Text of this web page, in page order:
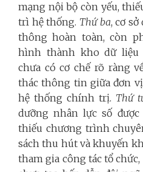
mạng nội bộ còn yếu,
trì hệ thống. Thứ ba, cơ
thông hoàn toàn, còn
hình thành kho dữ liệu
chưa có cơ chế rõ ràng
thác thông tin giữa đơn
hệ thống chính trị. Thứ
dưỡng nhân lực số
thiếu chương trình
sách thu hút và khuyến
tham gia công tác tổ